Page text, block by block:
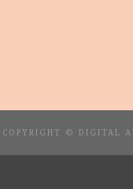
COPYRIGHT © DIGITAL